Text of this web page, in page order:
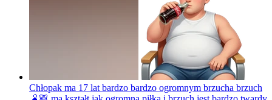
Chłopak ma 17 lat bardzo bardzo ogromnym brzucha brzuch